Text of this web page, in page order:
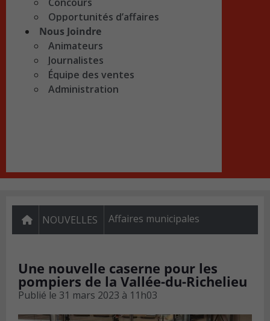
Opportunités d’affaires
Nous Joindre
Animateurs
Journalistes
Équipe des ventes
Administration
NOUVELLES Affaires municipales
Une nouvelle caserne pour les
pompiers de la Vallée-du-Richelieu
Publié le 31 mars 2023 à 11h03